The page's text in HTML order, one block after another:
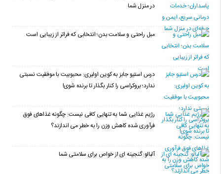
در منزل شما
مبل راحتی و سلامت بدن؛ انتخابی که فراتر از زیبایی است
درس استیو جابز به کوین اولیری: محبوبیت با موفقیت نسبتی
ندارد؛ بروکراسی را کنار بگذار تا برنده شوی!
رژیم غذایی شما به تنهایی کافی نیست: چگونه غذاهای فوق
فرآوری شده کاهش وزن را به خطر می اندازند؟
آلبالو: گنجینه ای از خواص برای سلامتی شما